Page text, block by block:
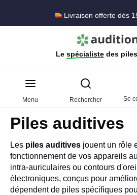
Livraison offerte dès
Le spécialiste des
Menu Rechercher Se
Piles auditives
Les piles auditives jouent un rôle
fonctionnement de vos appareils
intra-auriculaires ou contours
électroniques, conçus pour
dépendent de piles spécifiques